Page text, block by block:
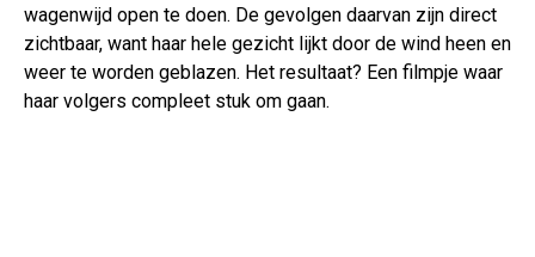
wagenwijd open te doen. De gevolgen daarvan zijn direct
zichtbaar, want haar hele gezicht lijkt door de wind heen en
weer te worden geblazen. Het resultaat? Een filmpje waar
haar volgers compleet stuk om gaan.